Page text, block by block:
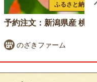
ふるさと納税可
予約注文：新潟県産 桃
のざきファーム